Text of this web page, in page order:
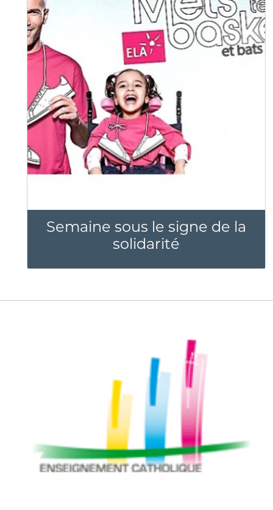
Semaine sous le signe de la
solidarité